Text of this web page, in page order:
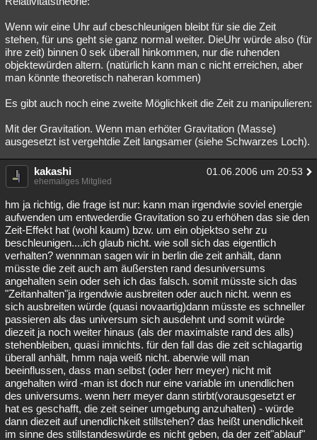
Wenn wir eine Uhr auf cbeschleunigen bleibt für sie die Zeit
stehen, für uns geht sie ganz normal weiter. DieUhr würde also (für
ihre zeit) binnen 0 sek überall hinkommen, nur die ruhenden
objektewürden altern. (natürlich kann man c nicht erreichen, aber
man könnte theoretisch naheran kommen)
Es gibt auch noch eine zweite Möglichkeit die Zeit zu manipulieren:
Mit der Gravitation. Wenn man erhöter Gravitation (Masse)
ausgesetzt ist vergehtdie Zeit langsamer (siehe Schwarzes Loch).
kakashi 01.06.2006 um 20:53
ehemaliges Mitglied
hm ja richtig, die frage ist nur: kann man irgendwie soviel energie
aufwenden um entwederdie Gravitation so zu erhöhen das sie den
Zeit-Effekt hat (wohl kaum) bzw. um ein objektso sehr zu
beschleunigen....ich glaub nicht. wie soll sich das eigentlich
verhalten? wennman sagen wir in berlin die zeit anhält, dann
müsste die zeit auch am äußersten rand desuniversums
angehalten sein oder seh ich das falsch. somit müsste sich das
"Zeitanhalten"ja irgendwie ausbreiten oder auch nicht. wenn es
sich ausbreiten würde (quasi novaartig)dann müsste es schneller
passieren als das universum sich ausdehnt und somit würde
diezeit ja noch weiter hinaus (als der maximalste rand des alls)
stehenbleiben, quasi imnichts. für den fall das die zeit schlagartig
überall anhält, hmm naja weiß nicht. aberwie will man
beeinflussen, dass man selbst (oder herr meyer) nicht mit
angehalten wird -man ist doch nur eine variable im unendlichen
des universums. wenn herr meyer dann stirbt(vorausgesetzt er
hat es geschafft, die zeit seiner umgebung anzuhalten) - würde
dann diezeit auf unendlichkeit stillstehen? das heißt unendlichkeit
im sinne des stillstandeswürde es nicht geben, da der zeit"ablauf"